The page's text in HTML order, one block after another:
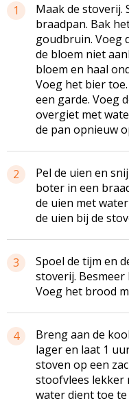
1
Maak de stoverij.
braadpan. Bak
goudbruin. Voeg
de bloem niet
bloem en haal
Voeg het bier
een garde. Voeg
overgiet met
de pan opnieuw
2
Pel de uien en
boter in een
de uien met
de uien bij de
3
Spoel de tijm en
stoverij.
Voeg het brood
4
Breng aan de
lager en laat 1
stoven op een
stoofvlees lekker
water dient toe